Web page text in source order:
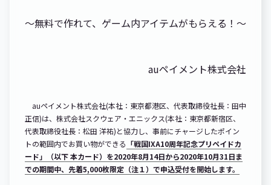
～無料で作れて、ゲーム内アイテムがもらえる！～
auペイメント株式会社
auペイメント株式会社(本社：東京都港区、代表取締役社長：田中
正信)は、株式会社スクウェア・エニックス(本社：東京都新宿区、
代表取締役社長：松田 洋祐)と協力し、事前にチャージしたポイン
トの範囲内でお買い物ができる 「戦国IXA10周年記念プリペイドカ
ード」（以下 本カード）を2020年8月14日から2020年10月31日ま
での期間中、先着5,000枚限定（注１）で申込受付を開始します。